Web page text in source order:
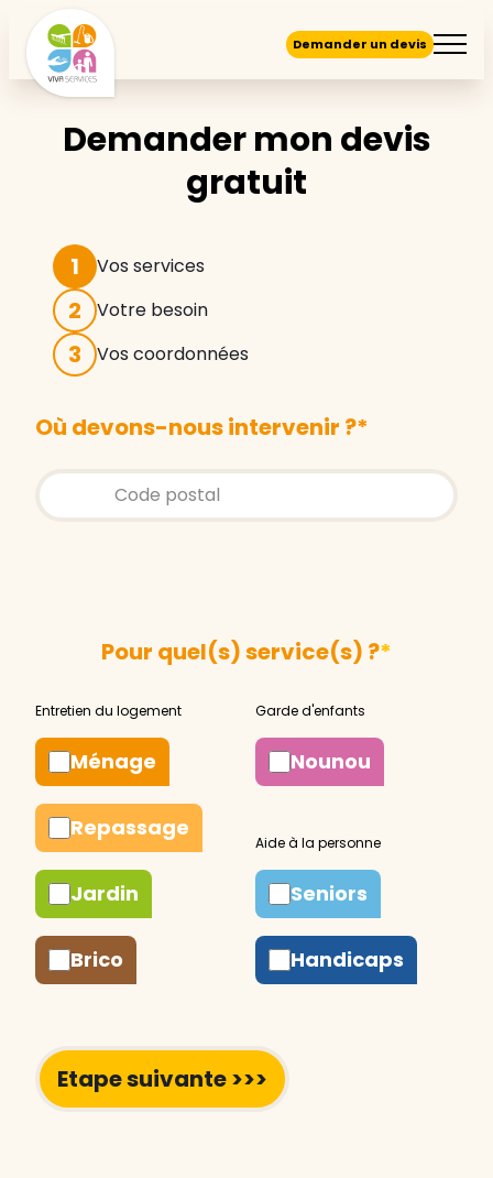
Demander un devis
Demander mon devis
gratuit
1 Vos services
2 Votre besoin
3 Vos coordonnées
Où devons-nous intervenir ?*
Store locator global - Autocompletion
Rechercher
Pour quel(s) service(s) ?*
Ménage
Repassage
Jardin
Brico
Nounou
Seniors
Handicaps